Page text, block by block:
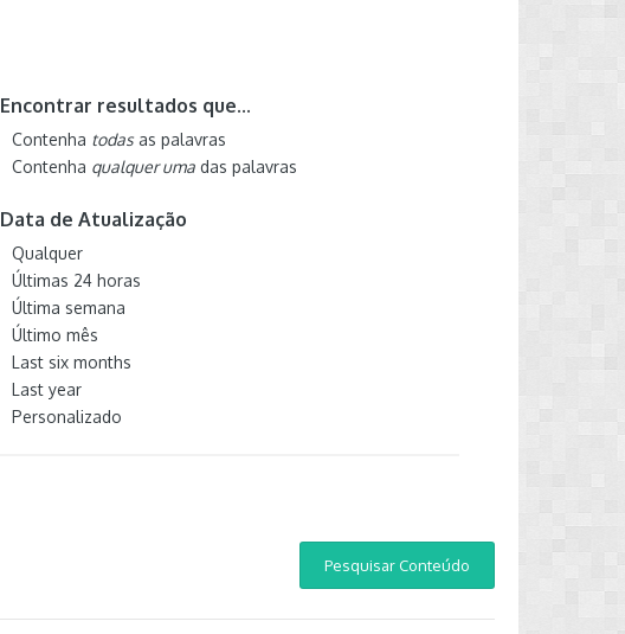
Encontrar resultados que...
Contenha todas as palavras
Contenha qualquer uma das palavras
Data de Atualização
Qualquer
Últimas 24 horas
Última semana
Último mês
Last six months
Last year
Personalizado
Pesquisar Conteúdo